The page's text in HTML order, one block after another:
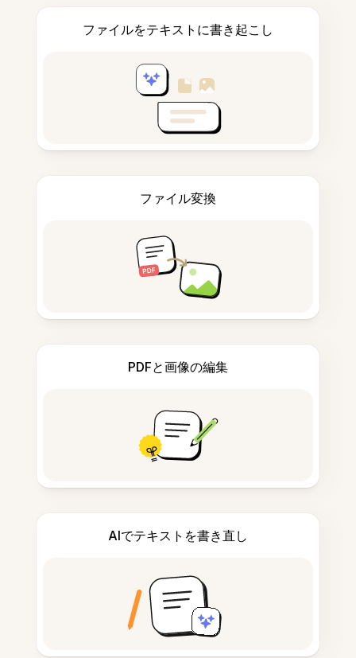
ファイルをテキストに書き起こし
ファイル変換
PDFと画像の編集
AIでテキストを書き直し